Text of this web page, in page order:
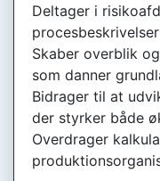
Deltager i
procesbeskrivelser
Skaber overblik
som danner
Bidrager til at
der styrker både
Overdrager